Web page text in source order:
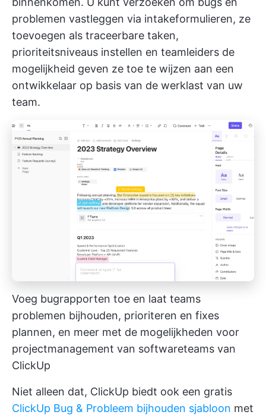
problemen vastleggen via intakeformulieren, ze
toevoegen als traceerbare taken,
prioriteitsniveaus instellen en teamleiders de
mogelijkheid geven ze toe te wijzen aan een
ontwikkelaar op basis van de werklast van uw
team.
Voeg bugrapporten toe en laat teams
problemen bijhouden, prioriteren en fixes
plannen, en meer met de mogelijkheden voor
projectmanagement van softwareteams van
ClickUp
Niet alleen dat, ClickUp biedt ook een gratis
ClickUp Bug & Probleem bijhouden sjabloon met